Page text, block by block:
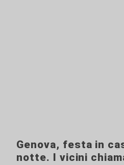
Genova, festa in
notte. I vicini